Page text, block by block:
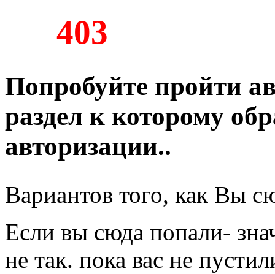
403
Попробуйте пройти
раздел к которому
авторизации..
Вариантов того, как Вы
Если вы сюда попали-
не так. пока вас не